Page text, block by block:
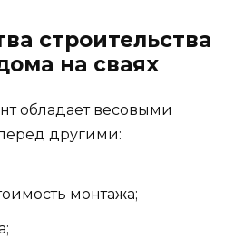
строительства
на сваях
обладает весовыми
другими:
монтажа;